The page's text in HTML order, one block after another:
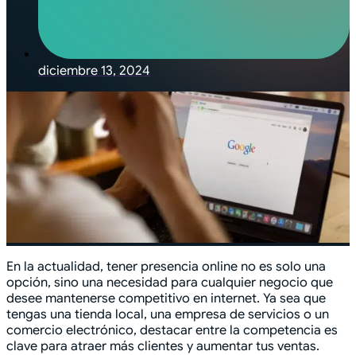
diciembre 13, 2024
En la actualidad, tener presencia online no es solo una
opción, sino una necesidad para cualquier negocio que
desee mantenerse competitivo en internet. Ya sea que
tengas una tienda local, una empresa de servicios o un
comercio electrónico, destacar entre la competencia es
clave para atraer más clientes y aumentar tus ventas.